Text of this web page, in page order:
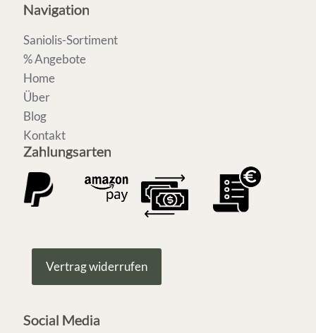
Navigation
Saniolis-Sortiment
% Angebote
Home
Über
Blog
Kontakt
Zahlungsarten
Vertrag widerrufen
Social Media